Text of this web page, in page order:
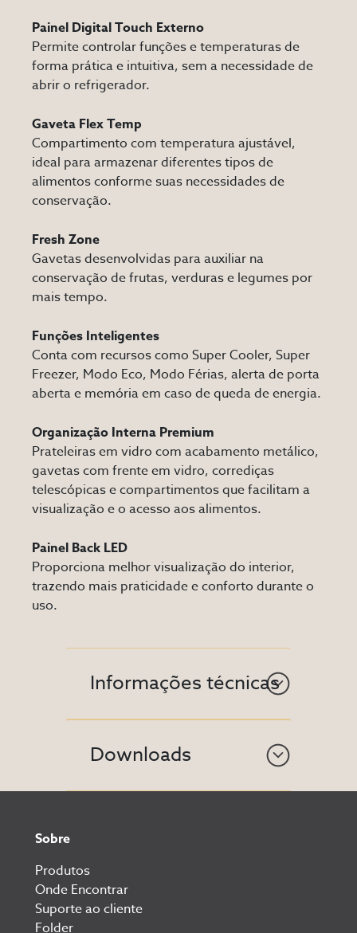
Painel Digital Touch Externo
Permite controlar funções e temperaturas de
forma prática e intuitiva, sem a necessidade de
abrir o refrigerador.
Gaveta Flex Temp
Compartimento com temperatura ajustável,
ideal para armazenar diferentes tipos de
alimentos conforme suas necessidades de
conservação.
Fresh Zone
Gavetas desenvolvidas para auxiliar na
conservação de frutas, verduras e legumes por
mais tempo.
Funções Inteligentes
Conta com recursos como Super Cooler, Super
Freezer, Modo Eco, Modo Férias, alerta de porta
aberta e memória em caso de queda de energia.
Organização Interna Premium
Prateleiras em vidro com acabamento metálico,
gavetas com frente em vidro, corrediças
telescópicas e compartimentos que facilitam a
visualização e o acesso aos alimentos.
Painel Back LED
Proporciona melhor visualização do interior,
trazendo mais praticidade e conforto durante o
uso.
Informações técnicas
Downloads
Sobre
Produtos
Onde Encontrar
Suporte ao cliente
Folder